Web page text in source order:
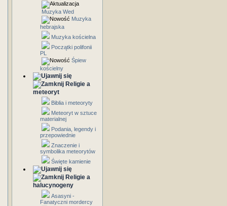
Muzyka Wed
Muzyka
hebrajska
Muzyka kościelna
Początki polifonii
PL
Śpiew
kościelny
Religie a
meteoryt
Biblia i meteoryty
Meteoryt w sztuce
materialnej
Podania, legendy i
przepowiednie
Znaczenie i
symbolika meteorytów
Święte kamienie
Religie a
halucynogeny
Asasyni -
Fanatyczni mordercy